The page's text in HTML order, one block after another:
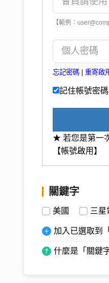
【範例：
忘記密碼 重寄啟
記住帳號密碼
★ 若您是第一
【帳號啟用】
關鍵字
美國 三星
加入已選取到
什麼是「關鍵